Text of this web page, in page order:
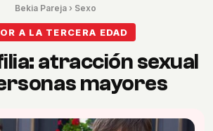
Bekia Pareja › Sexo
A LA TERCERA EDAD
atracción sexual
mayores